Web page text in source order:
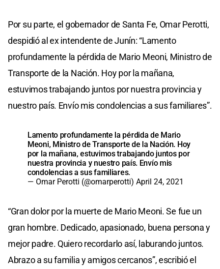
Por su parte, el gobernador de Santa Fe, Omar Perotti,
despidió al ex intendente de Junín: “Lamento
profundamente la pérdida de Mario Meoni, Ministro de
Transporte de la Nación. Hoy por la mañana,
estuvimos trabajando juntos por nuestra provincia y
nuestro país. Envío mis condolencias a sus familiares”.
Lamento profundamente la pérdida de Mario
Meoni, Ministro de Transporte de la Nación. Hoy
por la mañana, estuvimos trabajando juntos por
nuestra provincia y nuestro país. Envío mis
condolencias a sus familiares.
— Omar Perotti (@omarperotti) April 24, 2021
“Gran dolor por la muerte de Mario Meoni. Se fue un
gran hombre. Dedicado, apasionado, buena persona y
mejor padre. Quiero recordarlo así, laburando juntos.
Abrazo a su familia y amigos cercanos”, escribió el